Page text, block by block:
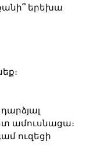
երեխա
ամուսնացա։
ուզեցի